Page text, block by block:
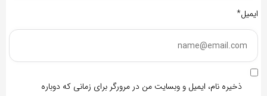
ایمیل*
ذخیره نام، ایمیل و وبسایت من در مرورگر برای زمانی که دوباره